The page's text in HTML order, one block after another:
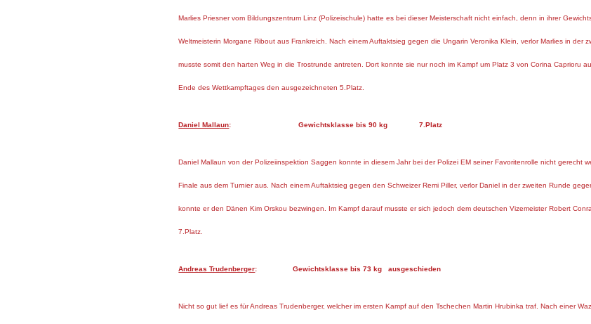
Marlies Priesner vom Bildungszentrum Linz (Polizeischule) hatte es bei dieser Meisterschaft nicht einfach, denn in ihrer
Weltmeisterin Morgane Ribout aus Frankreich. Nach einem Auftaktsieg gegen die Ungarin Veronika Klein, verlor Marlies in der
musste somit den harten Weg in die Trostrunde antreten. Dort konnte sie nur noch im Kampf um Platz 3 von Corina Caprioru
Ende des Wettkampftages den ausgezeichneten 5.Platz.
Daniel Mallaun: Gewichtsklasse bis 90 kg 7.Platz
Daniel Mallaun von der Polizeiinspektion Saggen konnte in diesem Jahr bei der Polizei EM seiner Favoritenrolle nicht gerecht
Finale aus dem Turnier aus. Nach einem Auftaktsieg gegen den Schweizer Remi Piller, verlor Daniel in der zweiten Runde
konnte er den Dänen Kim Orskou bezwingen. Im Kampf darauf musste er sich jedoch dem deutschen Vizemeister Robert
7.Platz.
Andreas Trudenberger: Gewichtsklasse bis 73 kg ausgeschieden
Nicht so gut lief es für Andreas Trudenberger, welcher im ersten Kampf auf den Tschechen Martin Hrubinka traf. Nach einer